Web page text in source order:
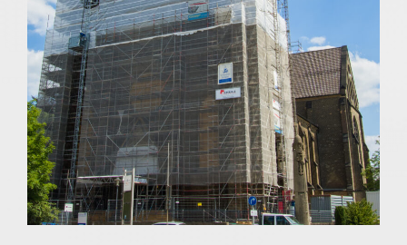
Qualität
Sicherheit
Gesundheit
Umwelt
QSGU-Ziele
Compliance
Karriere